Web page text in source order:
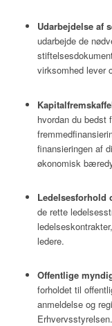
Udarbejdelse af
udarbejde de
virksomhed lever
hvordan du bedst
finansieringen af
økonomisk
Ledelsesforhold
de rette
ledere.
Offentlige
forholdet til
anmeldelse og
Erhvervsstyrelsen.